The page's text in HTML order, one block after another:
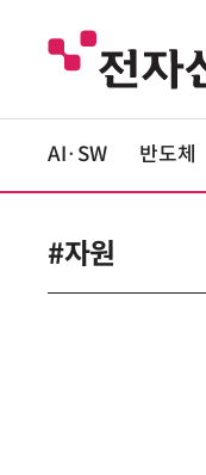
AI·SW 반도체
#자원